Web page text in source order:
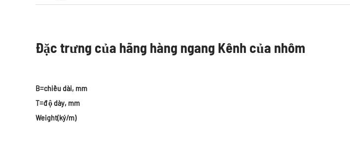
Đặc trưng của hãng hàng ngang Kênh của nhôm
B=chiều dài, mm
T=độ dày, mm
Weight(ký/m)